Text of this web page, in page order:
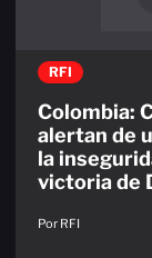
RFI
Colombia:
alertan de
la
victoria de
Por RFI